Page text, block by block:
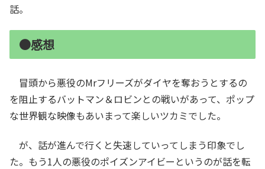
話。
●感想
冒頭から悪役のMrフリーズがダイヤを奪おうとするの
を阻止するバットマン＆ロビンとの戦いがあって、ポップ
な世界観な映像もあいまって楽しいツカミでした。
が、話が進んで行くと失速していってしまう印象でし
た。もう1人の悪役のポイズンアイビーというのが話を転